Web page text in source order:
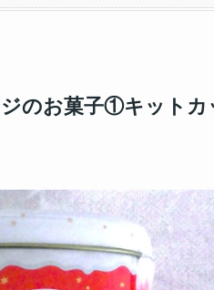
のお菓子①キットカ